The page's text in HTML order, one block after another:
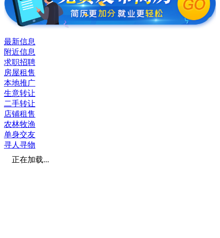
最新信息
附近信息
求职招聘
房屋租售
本地推广
生意转让
二手转让
店铺租售
农林牧渔
单身交友
寻人寻物
正在加载...